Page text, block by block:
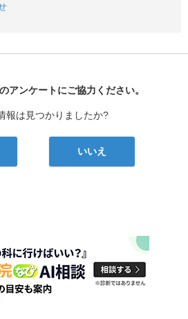
び
アンケートにご協力ください。
報は見つかりましたか?
いいえ